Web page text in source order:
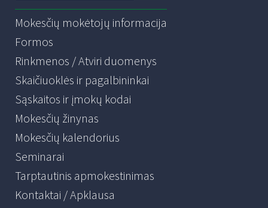
Mokesčių mokėtojų informacija
Formos
Rinkmenos / Atviri duomenys
Skaičiuoklės ir pagalbininkai
Sąskaitos ir įmokų kodai
Mokesčių žinynas
Mokesčių kalendorius
Seminarai
Tarptautinis apmokestinimas
Kontaktai / Apklausa